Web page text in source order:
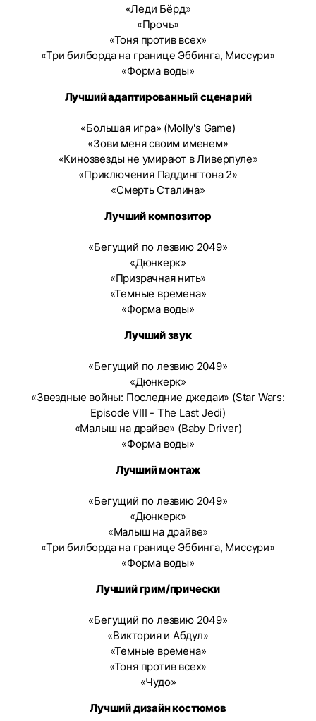
«Леди Бёрд»
«Прочь»
«Тоня против всех»
«Три билборда на границе Эббинга, Миссури»
«Форма воды»
Лучший адаптированный сценарий
«Большая игра» (Molly's Game)
«Зови меня своим именем»
«Кинозвезды не умирают в Ливерпуле»
«Приключения Паддингтона 2»
«Смерть Сталина»
Лучший композитор
«Бегущий по лезвию 2049»
«Дюнкерк»
«Призрачная нить»
«Темные времена»
«Форма воды»
Лучший звук
«Бегущий по лезвию 2049»
«Дюнкерк»
«Звездные войны: Последние джедаи» (Star Wars:
Episode VIII - The Last Jedi)
«Малыш на драйве» (Baby Driver)
«Форма воды»
Лучший монтаж
«Бегущий по лезвию 2049»
«Дюнкерк»
«Малыш на драйве»
«Три билборда на границе Эббинга, Миссури»
«Форма воды»
Лучший грим/прически
«Бегущий по лезвию 2049»
«Виктория и Абдул»
«Темные времена»
«Тоня против всех»
«Чудо»
Лучший дизайн костюмов